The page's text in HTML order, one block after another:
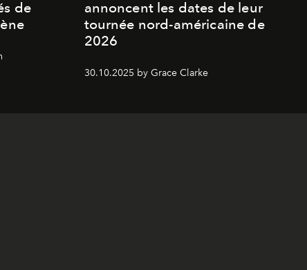
de
annoncent les dates de leur
tournée nord-américaine de
2026
30.10.2025 by Grace Clarke